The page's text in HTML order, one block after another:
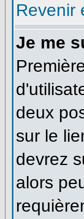
Revenir
Je me
deux
sur le
devrez
alors